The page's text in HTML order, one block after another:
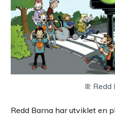
Ill: Redd
Redd Barna har utviklet en